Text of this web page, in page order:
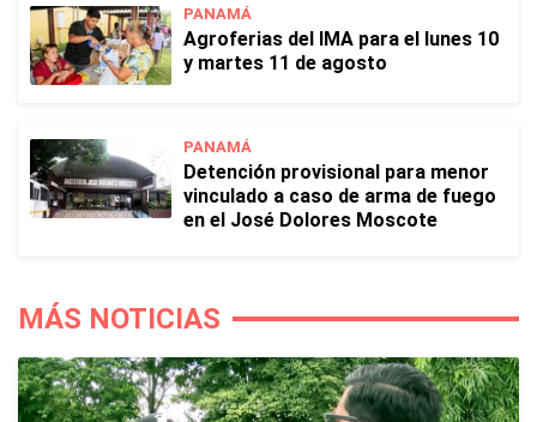
PANAMÁ
Agroferias del IMA para el lunes 10
y martes 11 de agosto
PANAMÁ
Detención provisional para menor
vinculado a caso de arma de fuego
en el José Dolores Moscote
MÁS NOTICIAS